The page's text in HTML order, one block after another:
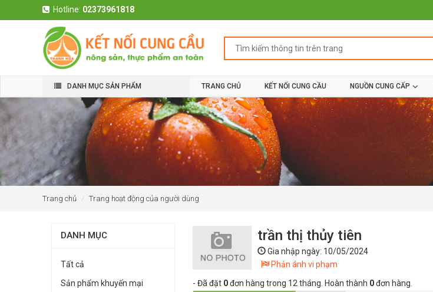
Hotline: 02373961818
DANH MỤC SẢN PHẨM TRANG CHỦ KẾT NỐI CUNG CẦU NGUỒN CUNG CẤP
Trang chủ Trang hoạt động của người dùng
DANH MỤC
Tất cả
Sản phẩm khuyến mại
trần thị thủy tiên
Gia nhập ngày: 10/05/2024
Phản ánh vi phạm
- Đã đặt 0đơn hàng trong 12 tháng. Hoàn thành 0đơn hàng.